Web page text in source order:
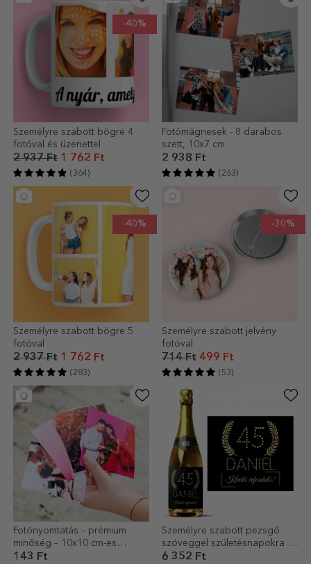
-40%
Személyre szabott bögre 4
fotóval és üzenettel
2 937 Ft 1 762 Ft
(364)
Fotómágnesek - 8 darabos
szett, 10x7 cm
2 938 Ft
(263)
-40%
Személyre szabott bögre 5
fotóval
2 937 Ft 1 762 Ft
(283)
-30%
Személyre szabott jelvény
fotóval
714 Ft 499 Ft
(53)
Fotónyomtatás – prémium
minőség – 10x10 cm-es
formátum
143 Ft
Személyre szabott pezsgő
szöveggel születésnapokra -
Arany
6 352 Ft